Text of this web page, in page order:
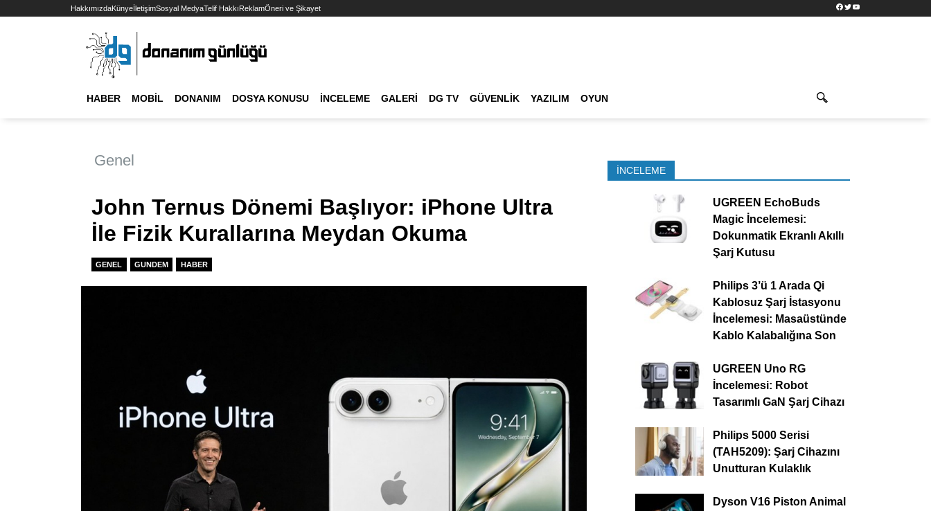
HakkımızdaKünyeİletişimSosyal MedyaTelif HakkıReklamÖneri ve Şikayet Facebook
TwitterYouTube
HABER MOBIL DONANIM DOSYA KONUSU İNCELEME GALERI DG TV GÜVENLIK YAZILIM OYUN
Genel
John Ternus Dönemi Başlıyor: iPhone Ultra
İle Fizik Kurallarına Meydan Okuma
GENEL GUNDEM HABER
İNCELEME
UGREEN EchoBuds
Magic İncelemesi:
Dokunmatik Ekranlı Akıllı
Şarj Kutusu
Philips 3’ü 1 Arada Qi
Kablosuz Şarj İstasyonu
İncelemesi: Masaüstünde
Kablo Kalabalığına Son
UGREEN Uno RG
İncelemesi: Robot
Tasarımlı GaN Şarj Cihazı
Philips 5000 Serisi
(TAH5209): Şarj Cihazını
Unutturan Kulaklık
Dyson V16 Piston Animal